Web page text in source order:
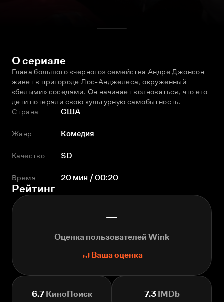
О сериале
Глава большого «черного» семейства Андре Джонсон
живет в пригороде Лос-Анджелеса, окруженный
«белыми» соседями. Он начинает волноваться, что его
дети потеряли свою культурную самобытность.
Страна
США
Жанр Комедия
Качество SD
Время 20 мин / 00:20
Рейтинг
—
Оценка пользователей Wink
Ваша оценка
6.7КиноПоиск 7.3IMDb